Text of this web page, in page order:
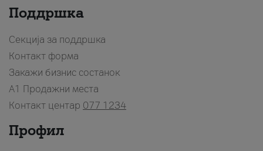
Поддршка
Секција за поддршка
Контакт форма
Закажи бизнис состанок
A1 Продажни места
Контакт центар 077 1234
Профил